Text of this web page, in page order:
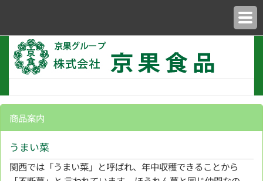
商品案内
うまい菜
関西では「うまい菜」と呼ばれ、年中収穫できることから